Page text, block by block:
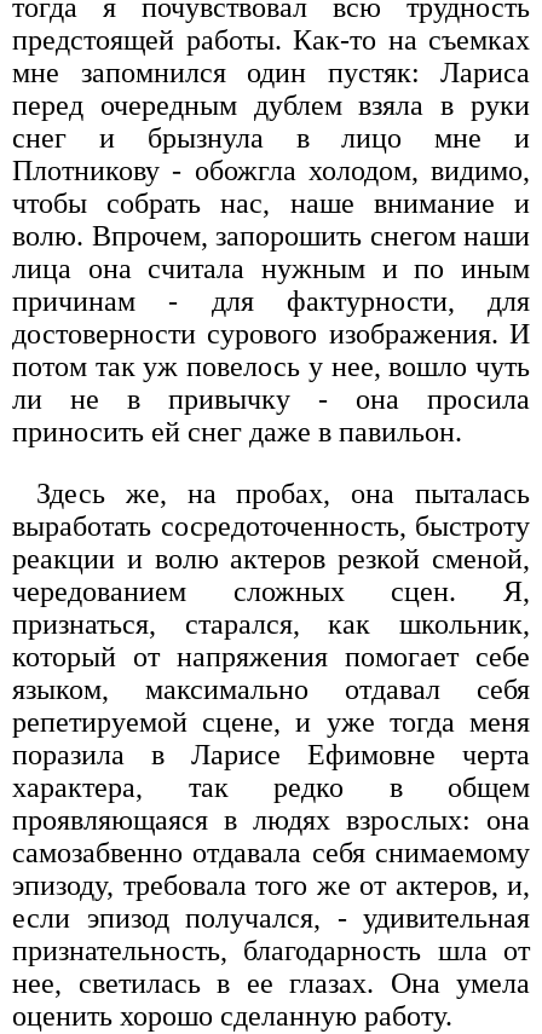
тогда я почувствовал всю трудность
предстоящей работы. Как-то на съемках
мне запомнился один пустяк: Лариса
перед очередным дублем взяла в руки
снег и брызнула в лицо мне и
Плотникову - обожгла холодом, видимо,
чтобы собрать нас, наше внимание и
волю. Впрочем, запорошить снегом наши
лица она считала нужным и по иным
причинам - для фактурности, для
достоверности сурового изображения. И
потом так уж повелось у нее, вошло чуть
ли не в привычку - она просила
приносить ей снег даже в павильон.
Здесь же, на пробах, она пыталась
выработать сосредоточенность, быстроту
реакции и волю актеров резкой сменой,
чередованием сложных сцен. Я,
признаться, старался, как школьник,
который от напряжения помогает себе
языком, максимально отдавал себя
репетируемой сцене, и уже тогда меня
поразила в Ларисе Ефимовне черта
характера, так редко в общем
проявляющаяся в людях взрослых: она
самозабвенно отдавала себя снимаемому
эпизоду, требовала того же от актеров, и,
если эпизод получался, - удивительная
признательность, благодарность шла от
нее, светилась в ее глазах. Она умела
оценить хорошо сделанную работу.